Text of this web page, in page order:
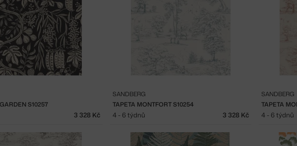
S10257
3 328 Kč
TAPETA MONTFORT S10254
SANDBERG
4 - 6 týdnů 3 328 Kč
TAPETA
SANDBERG
4 - 6 týdnů